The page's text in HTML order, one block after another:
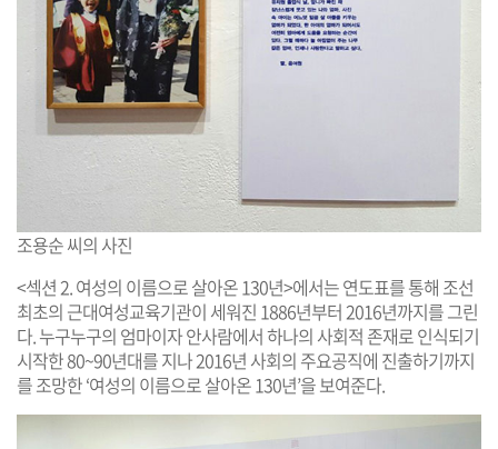
조용순 씨의 사진
<섹션 2. 여성의 이름으로 살아온 130년>에서는 연도표를 통해 조선
최초의 근대여성교육기관이 세워진 1886년부터 2016년까지를 그린
다. 누구누구의 엄마이자 안사람에서 하나의 사회적 존재로 인식되기
시작한 80~90년대를 지나 2016년 사회의 주요공직에 진출하기까지
를 조망한 ‘여성의 이름으로 살아온 130년’을 보여준다.